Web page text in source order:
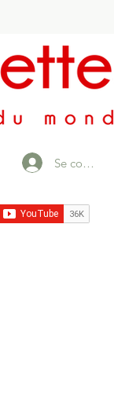
Se connecter